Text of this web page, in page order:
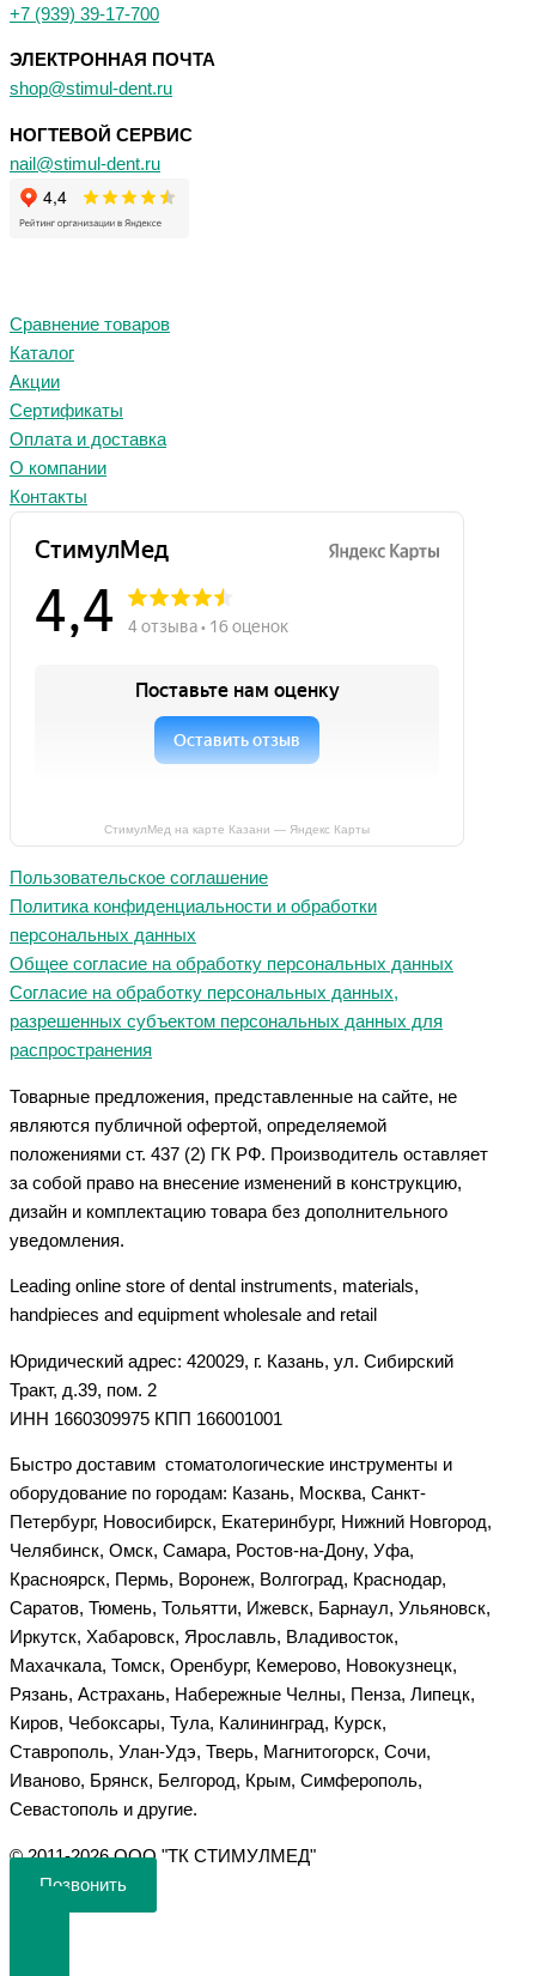
+7 (939) 39-17-700
ЭЛЕКТРОННАЯ ПОЧТА
shop@stimul-dent.ru
НОГТЕВОЙ СЕРВИС
nail@stimul-dent.ru
Сравнение товаров
Каталог
Акции
Сертификаты
Оплата и доставка
О компании
Контакты
СтимулМед на карте Казани — Яндекс Карты
Пользовательское соглашение
Политика конфиденциальности и обработки
персональных данных
Общее согласие на обработку персональных данных
Согласие на обработку персональных данных,
разрешенных субъектом персональных данных для
распространения
Товарные предложения, представленные на сайте, не
являются публичной офертой, определяемой
положениями ст. 437 (2) ГК РФ. Производитель оставляет
за собой право на внесение изменений в конструкцию,
дизайн и комплектацию товара без дополнительного
уведомления.
Leading online store of dental instruments, materials,
handpieces and equipment wholesale and retail
Юридический адрес: 420029, г. Казань, ул. Сибирский
Тракт, д.39, пом. 2
ИНН 1660309975 КПП 166001001
Быстро доставим стоматологические инструменты и
оборудование по городам: Казань, Москва, Санкт-
Петербург, Новосибирск, Екатеринбург, Нижний Новгород,
Челябинск, Омск, Самара, Ростов-на-Дону, Уфа,
Красноярск, Пермь, Воронеж, Волгоград, Краснодар,
Саратов, Тюмень, Тольятти, Ижевск, Барнаул, Ульяновск,
Иркутск, Хабаровск, Ярославль, Владивосток,
Махачкала, Томск, Оренбург, Кемерово, Новокузнецк,
Рязань, Астрахань, Набережные Челны, Пенза, Липецк,
Киров, Чебоксары, Тула, Калининград, Курск,
Ставрополь, Улан-Удэ, Тверь, Магнитогорск, Сочи,
Иваново, Брянск, Белгород, Крым, Симферополь,
Севастополь и другие.
©️ 2011-2026 ООО "ТК СТИМУЛМЕД"
Позвонить